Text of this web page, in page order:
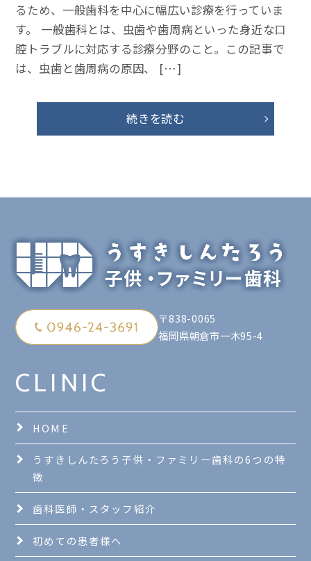
るため、一般歯科を中心に幅広い診療を行っていま
す。 一般歯科とは、虫歯や歯周病といった身近な口
腔トラブルに対応する診療分野のこと。この記事で
は、虫歯と歯周病の原因、 […]
続きを読む
〒838-0065
福岡県朝倉市一木95-4
CLINIC
HOME
うすきしんたろう子供・ファミリー歯科の6つの特
徴
歯科医師・スタッフ紹介
初めての患者様へ